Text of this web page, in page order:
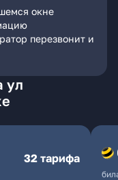
окне
перезвонит и
ул
32 тарифа